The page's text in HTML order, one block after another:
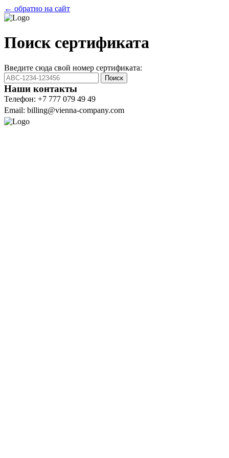
← обратно на сайт
Поиск сертификата
Введите сюда свой номер сертификата:
Поиск
Наши контакты
Телефон: +7 777 079 49 49
Email: billing@vienna-company.com